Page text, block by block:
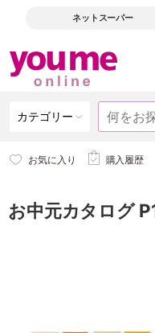
ネットスーパー
カテゴリー
お気に入り 購入履歴
お中元カタログ